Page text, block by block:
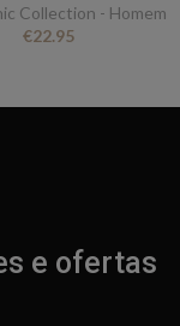
Collection - Homem
€22.95
e ofertas